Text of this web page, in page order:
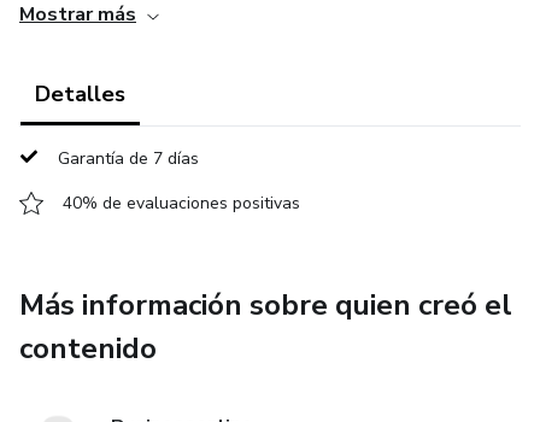
Mostrar más
Detalles
Garantía de 7 días
40% de evaluaciones positivas
Más información sobre quien creó el
contenido